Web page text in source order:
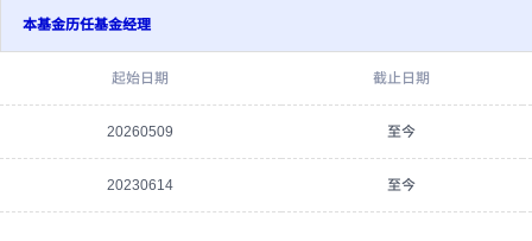
本基金历任基金经理
起始日期 截止日期
20260509 至今
20230614 至今